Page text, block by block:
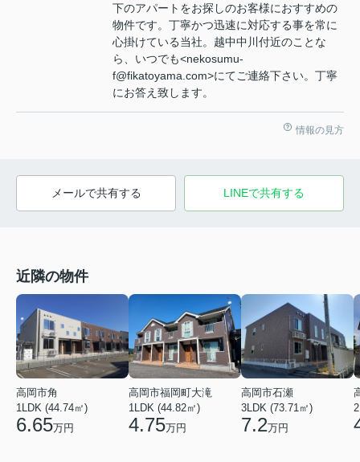
下のアパートをお探しのお客様におすすめの
物件です。丁寧かつ迅速に対応する事を常に
心掛けている当社。越中中川付近のことな
ら、いつでも<nekosumu-
f@fikatoyama.com>にてご連絡下さい。丁寧
にお答え致します。
情報の見方
メールで共有する LINEで共有する
近隣の物件
高岡市角
1LDK (44.74㎡)
6.65万円
高岡市福岡町大滝
1LDK (44.82㎡)
4.75万円
高岡市石瀬
3LDK (73.71㎡)
7.2万円